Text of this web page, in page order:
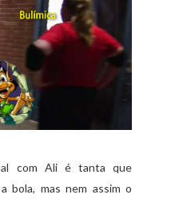
com Ali é tanta que
bola, mas nem assim o